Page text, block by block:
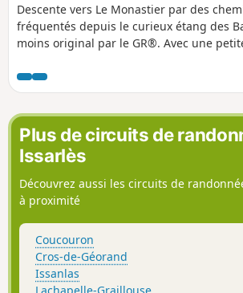
Descente vers Le Monastier par des
fréquentés depuis le curieux étang des
moins original par le GR®. Avec une
Mine. Passage sur le célèbre Viaduc de la
du Monastier.
Plus de circuits de
Issarlès
Découvrez aussi les circuits de
à proximité
Coucouron
Cros-de-Géorand
Issanlas